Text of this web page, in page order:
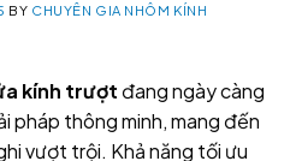
BY CHUYÊN GIA NHÔM KÍNH
kính trượt đang ngày càng
pháp thông minh, mang đến
vượt trội. Khả năng tối ưu